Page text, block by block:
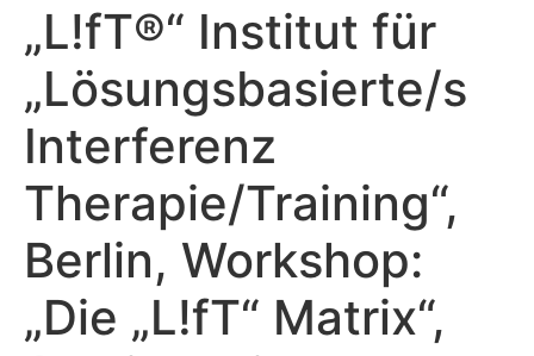
„L!fT®“ Institut für
„Lösungsbasierte/s
Interferenz
Therapie/Training“,
Berlin, Workshop:
„Die „L!fT“ Matrix“,